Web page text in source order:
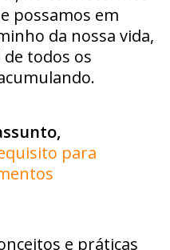
possamos em
da nossa vida,
todos os
para
e práticas